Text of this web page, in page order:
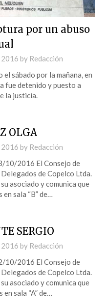
por un abuso
2016 by Redacción
sábado por la mañana, en
fue detenido y puesto a
la justicia.
OLGA
2016 by Redacción
10/2016 El Consejo de
de Copelco Ltda.
asociado y comunica que
sala “B” de…
SERGIO
2016 by Redacción
10/2016 El Consejo de
de Copelco Ltda.
asociado y comunica que
sala “A” de…